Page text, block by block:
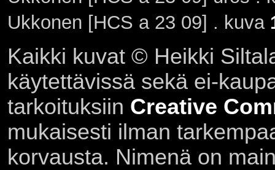
Ukkonen [HCS a 23 09] . kuva
Kaikki kuvat © Heikki
käytettävissä sekä ei-
tarkoituksiin Creative
mukaisesti ilman
korvausta. Nimenä on